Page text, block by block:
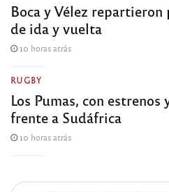
Boca y Vélez
de ida y vuelta
10 horas atrás
RUGBY
Los Pumas, con
frente a Sudáfrica
10 horas atrás